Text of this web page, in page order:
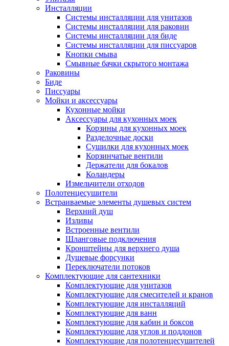
Инсталляции
Системы инсталляции для унитазов
Системы инсталляции для раковин
Системы инсталляции для биде
Системы инсталляции для писсуаров
Кнопки смыва
Смывные бачки скрытого монтажа
Раковины
Биде
Писсуары
Мойки и аксессуары
Кухонные мойки
Аксессуары для кухонных моек
Корзины для кухонных моек
Разделочные доски
Сушилки для кухонных моек
Корзинчатые вентили
Держатели для бокалов
Коландеры
Измельчители отходов
Полотенцесушители
Встраиваемые элементы душевых систем
Верхний душ
Изливы
Встроенные вентили
Шланговые подключения
Кронштейны для верхнего душа
Душевые форсунки
Переключатели потоков
Комплектующие для сантехники
Комплектующие для унитазов
Комплектующие для смесителей и кранов
Комплектующие для инсталляций
Комплектующие для ванн
Комплектующие для кабин и боксов
Комплектующие для углов и поддонов
Комплектующие для полотенцесушителей